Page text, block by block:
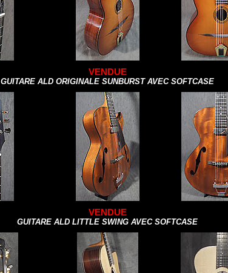
VENDUE
GUITARE ALD ORIGINALE SUNBURST AVEC SOFTCASE
VENDUE
GUITARE ALD LITTLE SWING AVEC SOFTCASE